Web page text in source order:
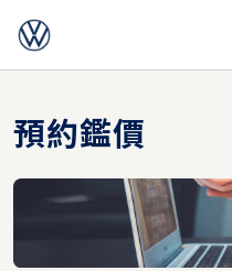
預約鑑價